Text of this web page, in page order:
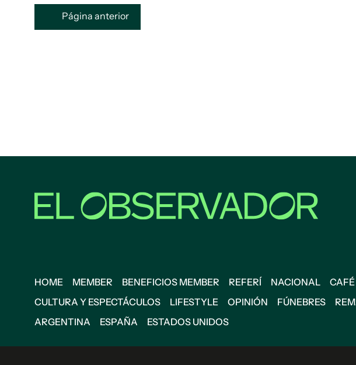
Página anterior
HOME MEMBER BENEFICIOS MEMBER REFERÍ NACIONAL
CULTURA Y ESPECTÁCULOS
LIFESTYLE OPINIÓN FÚNEBRES
ARGENTINA
ESPAÑA ESTADOS UNIDOS